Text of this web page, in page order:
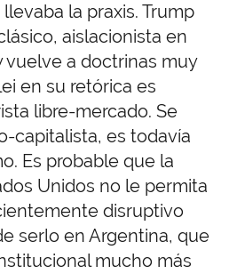
la praxis. Trump
aislacionista en
vuelve a doctrinas muy
en su retórica es
libre-mercado. Se
capitalista, es todavía
Es probable que la
Unidos no le permita
disruptivo
serlo en Argentina, que
mucho más